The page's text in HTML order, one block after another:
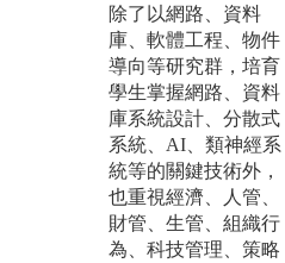
除了以網路、資料
庫、軟體工程、物件
導向等研究群，培育
學生掌握網路、資料
庫系統設計、分散式
系統、AI、類神經系
統等的關鍵技術外，
也重視經濟、人管、
財管、生管、組織行
為、科技管理、策略